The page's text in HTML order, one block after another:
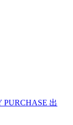
PURCHASE 出